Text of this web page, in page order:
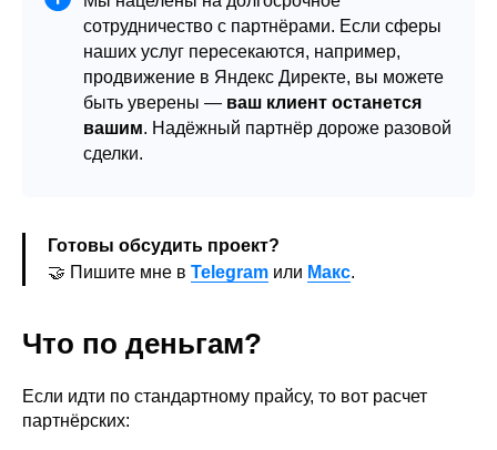
сотрудничество с партнёрами. Если сферы
наших услуг пересекаются, например,
продвижение в Яндекс Директе, вы можете
быть уверены — ваш клиент останется
вашим. Надёжный партнёр дороже разовой
сделки.
Готовы обсудить проект?
🤝 Пишите мне в Telegram или Макс.
Что по деньгам?
Если идти по стандартному прайсу, то вот расчет
партнёрских: